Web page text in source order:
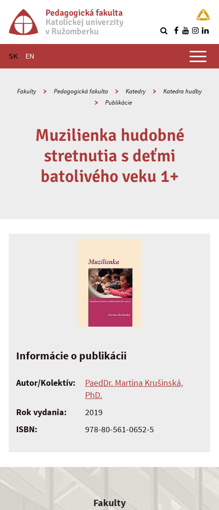
Pedagogická fakulta
Katolíckej univerzity
v Ružomberku
SK EN
Hlavné menu
Fakulty Pedagogická fakulta Katedry
Katedra hudby
Publikácie
Muzilienka hudobné
stretnutia s deťmi
batolivého veku 1+
Informácie o publikácii
Autor/Kolektív:
PaedDr. Martina Krušinská,
PhD.
Rok vydania:
2019
ISBN:
978-80-561-0652-5
Fakulty